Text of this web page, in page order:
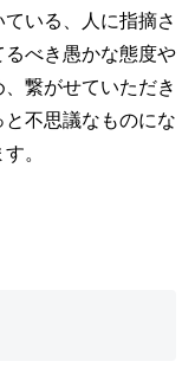
いる、人に指摘さ
べき愚かな態度や
繋がせていただき
不思議なものにな
。